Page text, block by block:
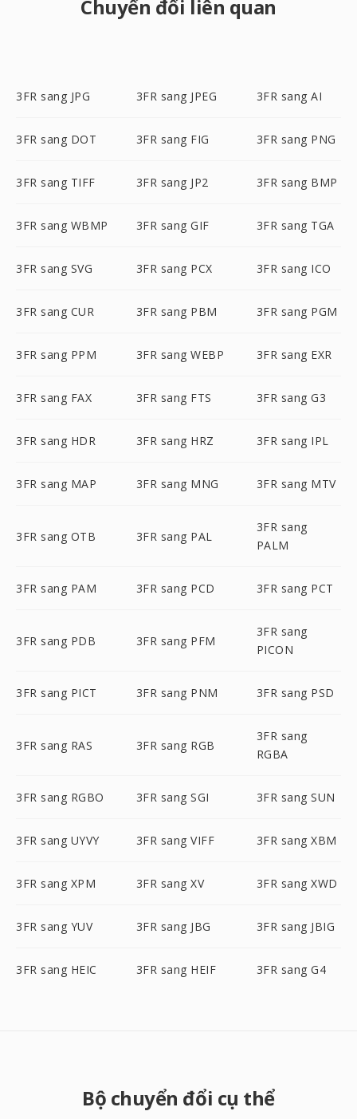
Chuyển đổi liên quan
3FR sang JPG 3FR sang JPEG 3FR sang AI
3FR sang DOT 3FR sang FIG 3FR sang PNG
3FR sang TIFF 3FR sang JP2 3FR sang BMP
3FR sang WBMP 3FR sang GIF 3FR sang TGA
3FR sang SVG 3FR sang PCX 3FR sang ICO
3FR sang CUR 3FR sang PBM 3FR sang PGM
3FR sang PPM 3FR sang WEBP 3FR sang EXR
3FR sang FAX 3FR sang FTS 3FR sang G3
3FR sang HDR 3FR sang HRZ 3FR sang IPL
3FR sang MAP 3FR sang MNG 3FR sang MTV
3FR sang OTB 3FR sang PAL
3FR sang
PALM
3FR sang PAM 3FR sang PCD 3FR sang PCT
3FR sang PDB 3FR sang PFM
3FR sang
PICON
3FR sang PICT 3FR sang PNM 3FR sang PSD
3FR sang RAS 3FR sang RGB
3FR sang
RGBA
3FR sang RGBO 3FR sang SGI 3FR sang SUN
3FR sang UYVY 3FR sang VIFF 3FR sang XBM
3FR sang XPM 3FR sang XV 3FR sang XWD
3FR sang YUV 3FR sang JBG 3FR sang JBIG
3FR sang HEIC 3FR sang HEIF 3FR sang G4
Bộ chuyển đổi cụ thể